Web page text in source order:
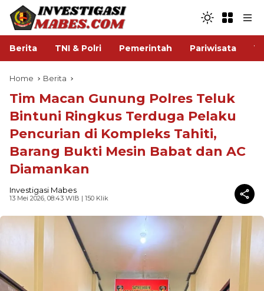
Berita TNI & Polri Pemerintah Pariwisata
Home Berita
Tim Macan Gunung Polres Teluk
Bintuni Ringkus Terduga Pelaku
Pencurian di Kompleks Tahiti,
Barang Bukti Mesin Babat dan AC
Diamankan
Investigasi Mabes
13 Mei 2026, 08:43 WIB | 150 Klik